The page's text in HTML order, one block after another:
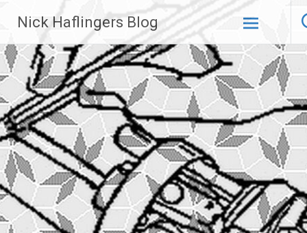
Inhalt
springen
Nick Haflingers Blog